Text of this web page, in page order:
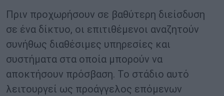
Πριν προχωρήσουν σε βαθύτερη διείσδυση
σε ένα δίκτυο, οι επιτιθέμενοι αναζητούν
συνήθως διαθέσιμες υπηρεσίες και
συστήματα στα οποία μπορούν να
αποκτήσουν πρόσβαση. Το στάδιο αυτό
λειτουργεί ως προάγγελος επόμενων